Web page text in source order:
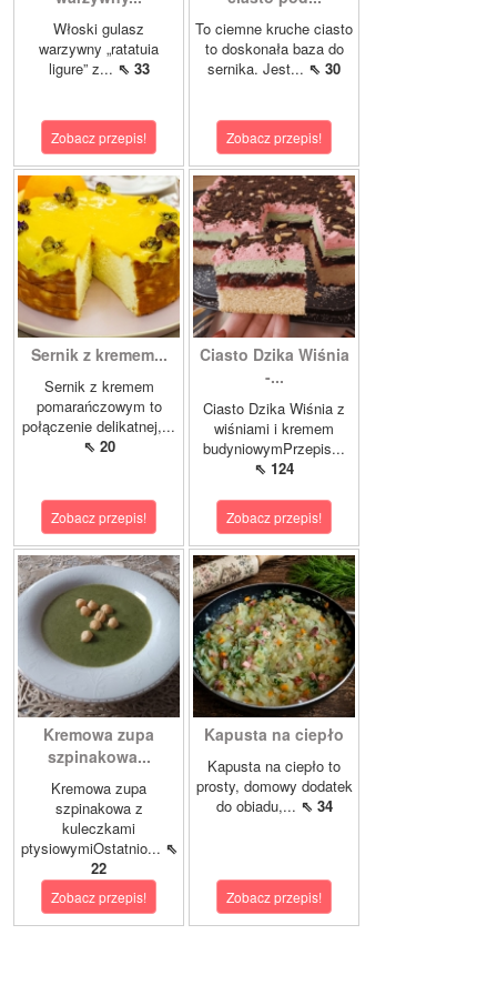
Włoski gulasz
warzywny „ratatuia
ligure” z... ⇖ 33
Zobacz przepis!
To ciemne kruche ciasto
to doskonała baza do
sernika. Jest... ⇖ 30
Zobacz przepis!
Sernik z kremem...
Sernik z kremem
pomarańczowym to
połączenie delikatnej,...
⇖ 20
Zobacz przepis!
Ciasto Dzika Wiśnia
-...
Ciasto Dzika Wiśnia z
wiśniami i kremem
budyniowymPrzepis...
⇖ 124
Zobacz przepis!
Kremowa zupa
szpinakowa...
Kremowa zupa
szpinakowa z
kuleczkami
ptysiowymiOstatnio... ⇖
22
Zobacz przepis!
Kapusta na ciepło
Kapusta na ciepło to
prosty, domowy dodatek
do obiadu,... ⇖ 34
Zobacz przepis!